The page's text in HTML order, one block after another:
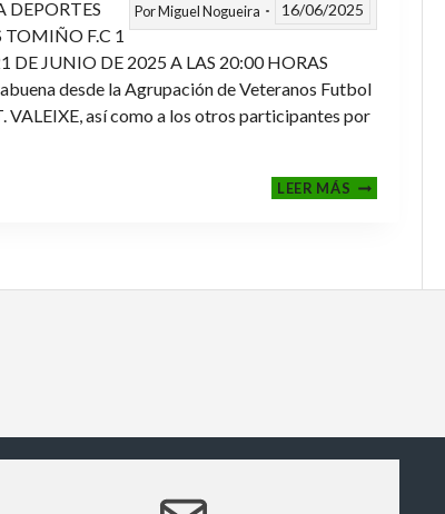
PorMiguel Nogueira 16/06/2025
TOMIÑO F.C 1
DE JUNIO DE 2025 A LAS 20:00 HORAS
desde la Agrupación de Veteranos Futbol
así como a los otros participantes por
LEER MÁSFINALES
2024-